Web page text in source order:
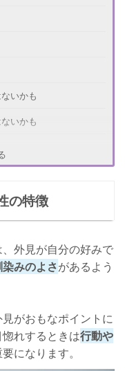
いかも
いかも
の特徴
外見が自分の好みで
みのよさがあるよう
がおもなポイントに
れするときは行動や
になります。